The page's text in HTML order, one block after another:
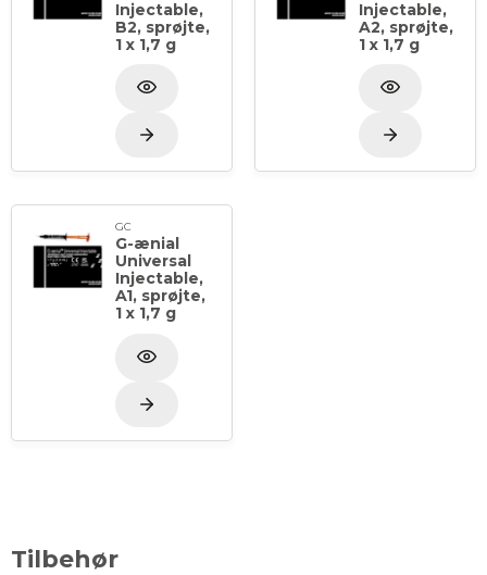
Injectable,
B2, sprøjte,
1 x 1,7 g
Injectable,
A2, sprøjte,
1 x 1,7 g
GC
G-ænial
Universal
Injectable,
A1, sprøjte,
1 x 1,7 g
Tilbehør